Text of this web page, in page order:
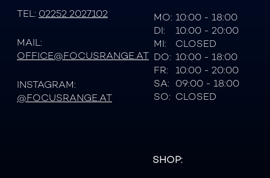
TEL: 02252 2027102
MAIL:
OFFICE@FOCUSRANGE.AT
INSTAGRAM:
@FOCUSRANGE.AT
MO: 10:00 - 18:00
DI:
10:00 - 20:00
MI:
CLOSED
DO: 10:00 - 18:00
FR:
10:00 - 20:00
SA: 09:00 - 18:00
SO: CLOSED
SHOP: